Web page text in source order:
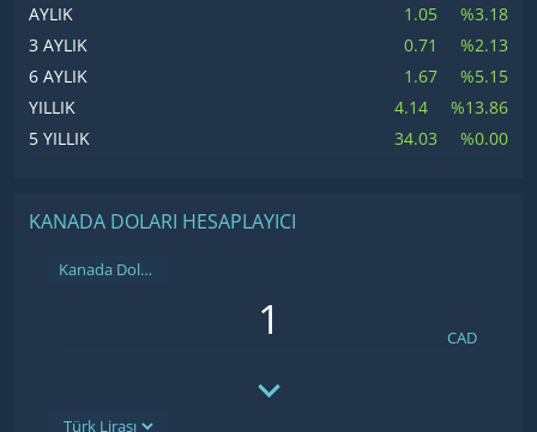
AYLIK
1.05
%3.18
3 AYLIK
0.71
%2.13
6 AYLIK
1.67
%5.15
YILLIK
4.14
%13.86
5 YILLIK
34.03 %0.00
KANADA DOLARI HESAPLAYICI
Kanada Doları
CAD